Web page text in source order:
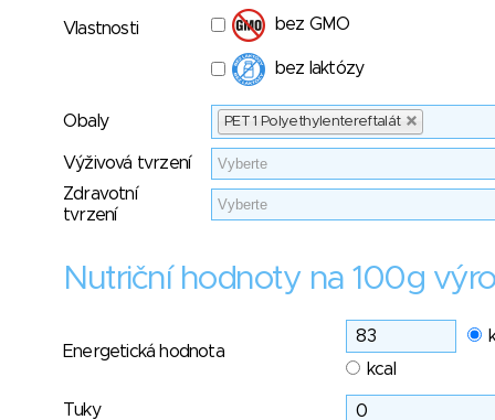
Vlastnosti bez GMO
bez laktózy
Obaly PET 1 Polyethylentereftalát
Výživová tvrzení
Zdravotní
tvrzení
Nutriční hodnoty na 100g
Energetická hodnota
kcal
Tuky